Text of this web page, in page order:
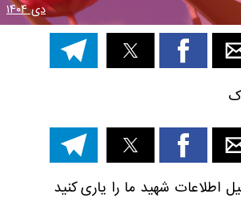
دی ۱۴۰۴
اطلاعات شهید ما را یاری کنید